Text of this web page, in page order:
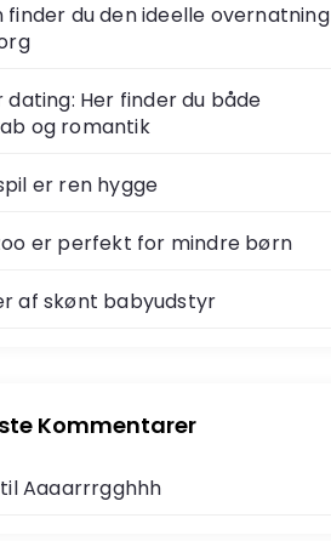
finder du den ideelle overnatning
dating: Her finder du både
og romantik
er ren hygge
er perfekt for mindre børn
af skønt babyudstyr
Kommentarer
tilAaaarrrgghhh